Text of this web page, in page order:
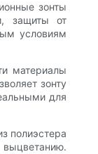
зонты
защиты от
условиям
материалы
зонту
для
полиэстера